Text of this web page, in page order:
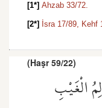
[1*] Ahzab 33/72.
[2*] İsra 17/89, Kehf
(Haşr 59/22)
الْغَيْبِ